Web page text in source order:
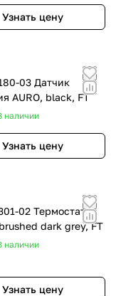
Узнать цену
03 Датчик
AURO, black, FT
наличии
Узнать цену
02 Термостат
dark grey, FT
наличии
Узнать цену